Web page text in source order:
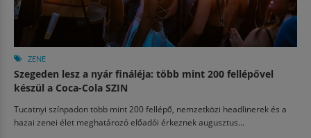
ZENE
Szegeden lesz a nyár fináléja: több mint 200 fellépővel
készül a Coca-Cola SZIN
Tucatnyi színpadon több mint 200 fellépő, nemzetközi headlinerek és a
hazai zenei élet meghatározó előadói érkeznek augusztus...